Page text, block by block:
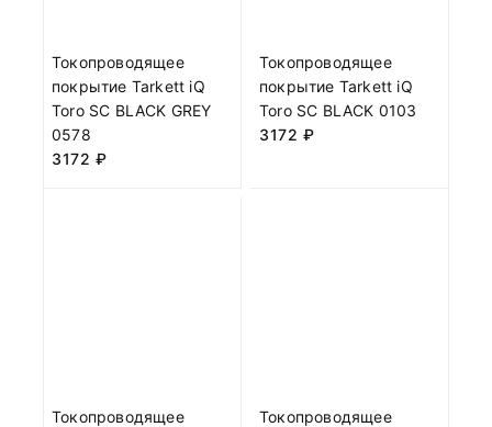
Токопроводящее
покрытие Tarkett iQ
Toro SC BLACK GREY
0578
3172 ₽
Токопроводящее
покрытие Tarkett iQ
Toro SC BLACK 0103
3172 ₽
Токопроводящее Токопроводящее